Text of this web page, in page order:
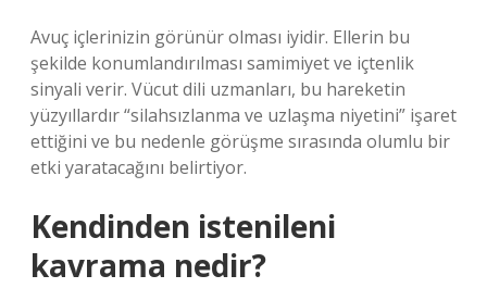
Avuç içlerinizin görünür olması iyidir. Ellerin bu
şekilde konumlandırılması samimiyet ve içtenlik
sinyali verir. Vücut dili uzmanları, bu hareketin
yüzyıllardır “silahsızlanma ve uzlaşma niyetini” işaret
ettiğini ve bu nedenle görüşme sırasında olumlu bir
etki yaratacağını belirtiyor.
Kendinden istenileni
kavrama nedir?